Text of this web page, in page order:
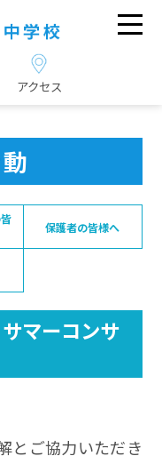
アクセス
保護者の皆様へ
マーコンサ
とご協力いただき